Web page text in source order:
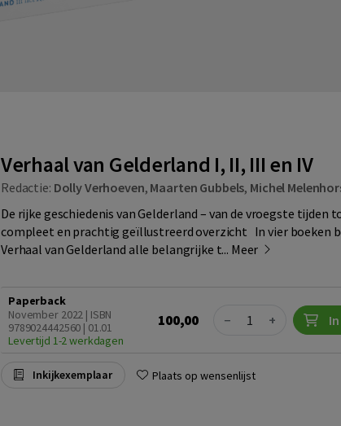
Verhaal van Gelderland I, II, III en IV
Redactie: Dolly Verhoeven, Maarten Gubbels, Michel
De rijke geschiedenis van Gelderland – van de vroegste tijden
compleet en prachtig geïllustreerd overzicht In vier boeken
Verhaal van Gelderland alle belangrijke t... Meer
Paperback
November 2022 | ISBN
9789024442560 | 01.01
Levertijd 1-2 werkdagen
100,00 Quantity
− +
Inkijkexemplaar Plaats op wensenlijst